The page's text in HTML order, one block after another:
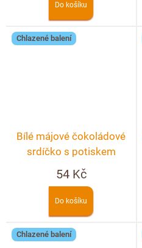
Do košíku
Chlazené balení
Bílé májové čokoládové
srdíčko s potiskem
54 Kč
Do košíku
Chlazené balení